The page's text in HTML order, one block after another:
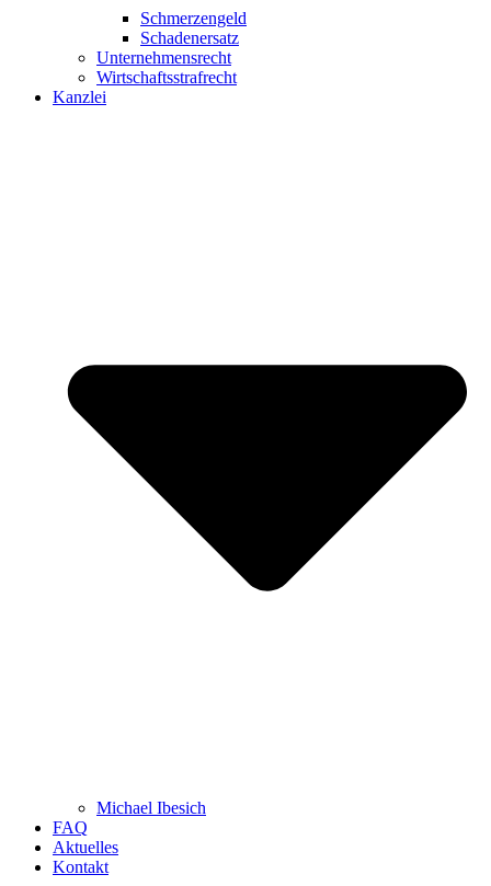
Schmerzengeld
Schadenersatz
Unternehmensrecht
Wirtschaftsstrafrecht
Kanzlei
Michael Ibesich
FAQ
Aktuelles
Kontakt